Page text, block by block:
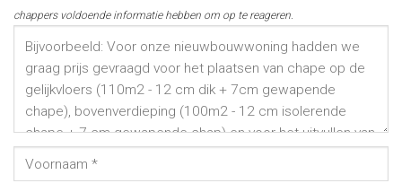
chappers voldoende informatie hebben om op te reageren.